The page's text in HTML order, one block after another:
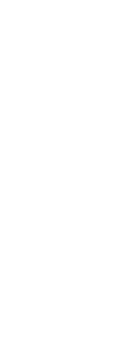
LIONE✨好評販売中✨
ャルショップ[4F]
に応じて数量限定プレゼント